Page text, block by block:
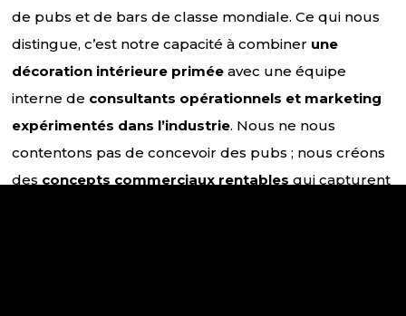
de pubs et de bars de classe mondiale. Ce qui nous
distingue, c’est notre capacité à combiner une
décoration intérieure primée avec une équipe
interne de consultants opérationnels et marketing
expérimentés dans l’industrie. Nous ne nous
contentons pas de concevoir des pubs ; nous créons
des concepts commerciaux rentables qui capturent